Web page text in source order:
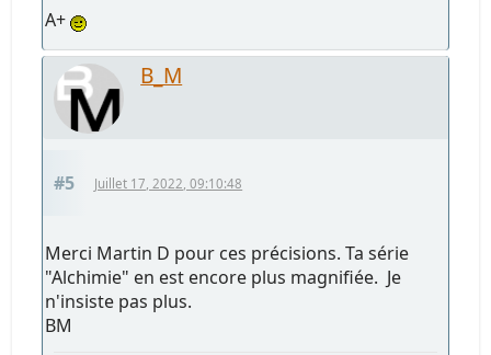
A+
B_M
#5 Juillet 17, 2022, 09:10:48
Merci Martin D pour ces précisions. Ta série
"Alchimie" en est encore plus magnifiée. Je
n'insiste pas plus.
BM